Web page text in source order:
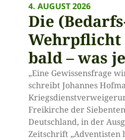
4. AUGUST 2026
Die
Wehrpflicht
bald – was
„Eine Gewissensfrage
schreibt Johannes
Freikirche der
Deutschland, in der
Zeitschrift „Adventisten